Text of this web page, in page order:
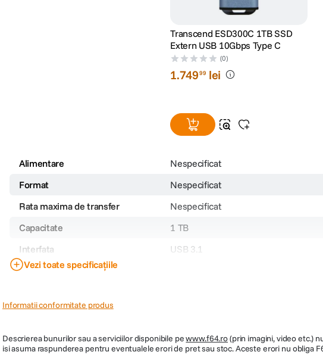
Transcend ESD300C 1TB SSD
Extern USB 10Gbps Type C
(0)
1.74999 lei
Alimentare Nespecificat
Format
Nespecificat
Rata maxima de transfer
Nespecificat
Capacitate
1 TB
Interfata
USB 3.1
Culoare
Greutate
Vezi toate specificațiile
Informatii conformitate produs
Descrierea bunurilor sau a serviciilor disponibile pewww.f64.ro(prin imagini, video etc.)
isi asuma raspunderea pentru eventualele erori de pret sau stoc. Aceste erori nu obliga